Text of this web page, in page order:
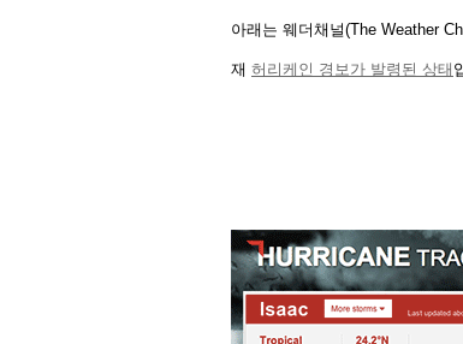
아래는 웨더채널(The Weather
재 허리케인 경보가 발령된 상태